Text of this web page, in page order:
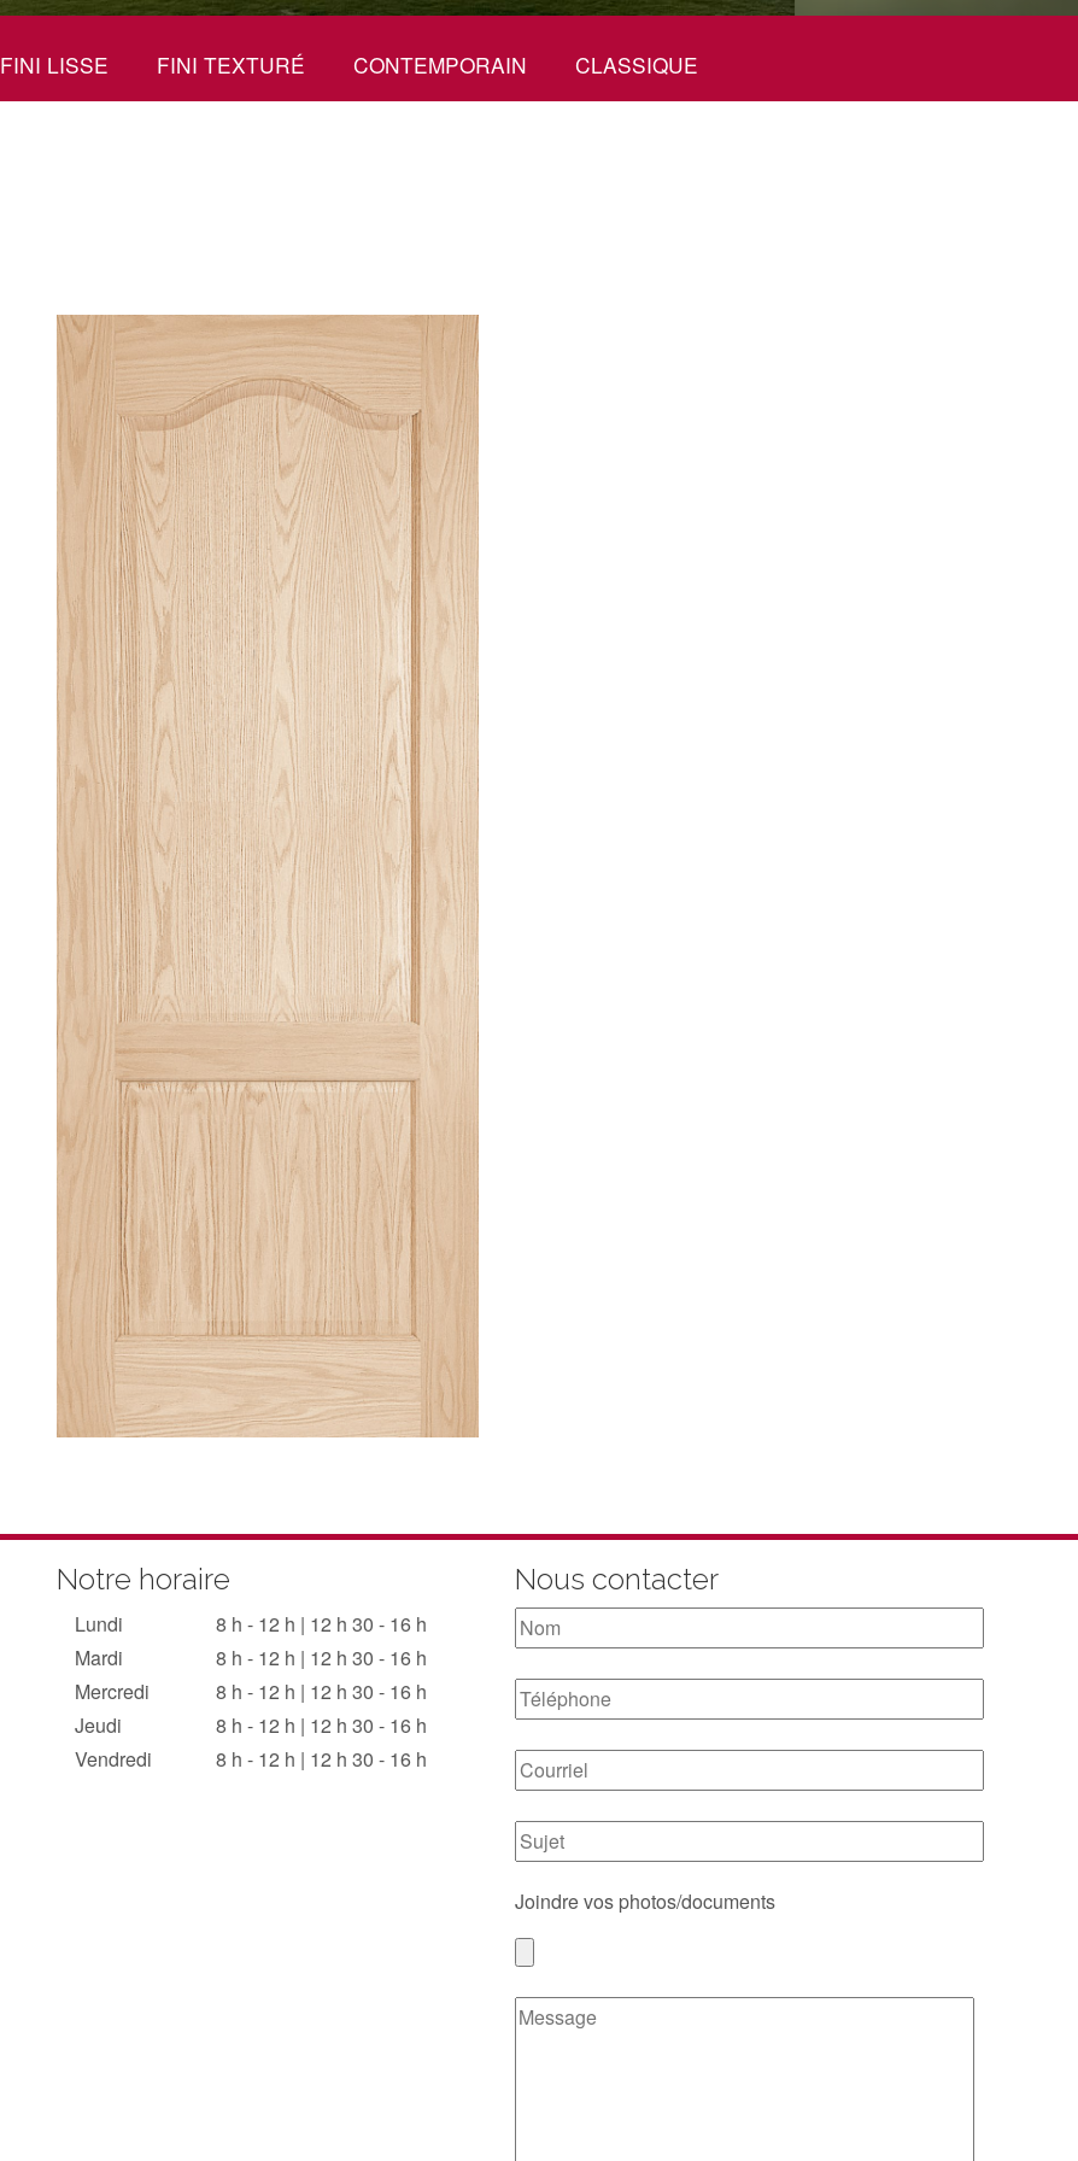
FINI LISSE FINI TEXTURÉ CONTEMPORAIN CLASSIQUE
Notre horaire
Lundi
Mardi
Mercredi
Jeudi
Vendredi
8 h - 12 h | 12 h 30 - 16 h
8 h - 12 h | 12 h 30 - 16 h
8 h - 12 h | 12 h 30 - 16 h
8 h - 12 h | 12 h 30 - 16 h
8 h - 12 h | 12 h 30 - 16 h
Nous contacter
Joindre vos photos/documents